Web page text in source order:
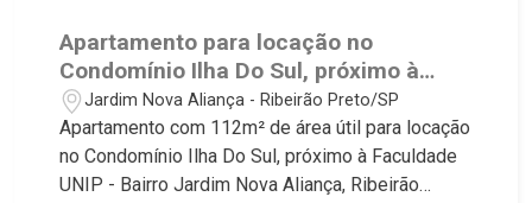
Apartamento para locação no
Condomínio Ilha Do Sul, próximo à
Faculdade UNIP - Ribeirão Preto/SP.
Jardim Nova Aliança - Ribeirão Preto/SP
Apartamento com 112m² de área útil para locação
no Condomínio Ilha Do Sul, próximo à Faculdade
UNIP - Bairro Jardim Nova Aliança, Ribeirão